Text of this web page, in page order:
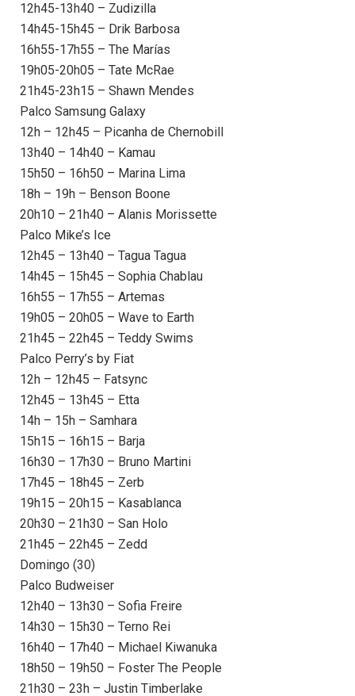
12h45-13h40 – Zudizilla
14h45-15h45 – Drik Barbosa
16h55-17h55 – The Marías
19h05-20h05 – Tate McRae
21h45-23h15 – Shawn Mendes
Palco Samsung Galaxy
12h – 12h45 – Picanha de Chernobill
13h40 – 14h40 – Kamau
15h50 – 16h50 – Marina Lima
18h – 19h – Benson Boone
20h10 – 21h40 – Alanis Morissette
Palco Mike’s Ice
12h45 – 13h40 – Tagua Tagua
14h45 – 15h45 – Sophia Chablau
16h55 – 17h55 – Artemas
19h05 – 20h05 – Wave to Earth
21h45 – 22h45 – Teddy Swims
Palco Perry’s by Fiat
12h – 12h45 – Fatsync
12h45 – 13h45 – Etta
14h – 15h – Samhara
15h15 – 16h15 – Barja
16h30 – 17h30 – Bruno Martini
17h45 – 18h45 – Zerb
19h15 – 20h15 – Kasablanca
20h30 – 21h30 – San Holo
21h45 – 22h45 – Zedd
Domingo (30)
Palco Budweiser
12h40 – 13h30 – Sofia Freire
14h30 – 15h30 – Terno Rei
16h40 – 17h40 – Michael Kiwanuka
18h50 – 19h50 – Foster The People
21h30 – 23h – Justin Timberlake